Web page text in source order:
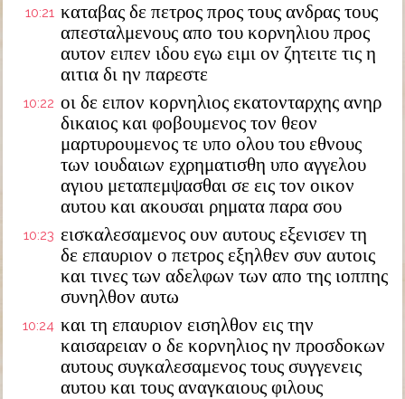
10:21 καταβας δε πετρος προς τους ανδρας τους
απεσταλμενους απο του κορνηλιου προς
αυτον ειπεν ιδου εγω ειμι ον ζητειτε τις η
αιτια δι ην παρεστε
10:22 οι δε ειπον κορνηλιος εκατονταρχης ανηρ
δικαιος και φοβουμενος τον θεον
μαρτυρουμενος τε υπο ολου του εθνους
των ιουδαιων εχρηματισθη υπο αγγελου
αγιου μεταπεμψασθαι σε εις τον οικον
αυτου και ακουσαι ρηματα παρα σου
10:23 εισκαλεσαμενος ουν αυτους εξενισεν τη
δε επαυριον ο πετρος εξηλθεν συν αυτοις
και τινες των αδελφων των απο της ιοππης
συνηλθον αυτω
10:24 και τη επαυριον εισηλθον εις την
καισαρειαν ο δε κορνηλιος ην προσδοκων
αυτους συγκαλεσαμενος τους συγγενεις
αυτου και τους αναγκαιους φιλους